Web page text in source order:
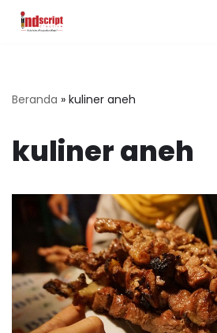
Beranda » kuliner aneh
kuliner aneh